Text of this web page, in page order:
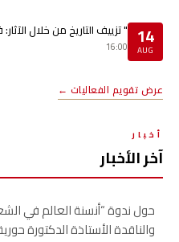
14
AUG
" تزييف التاريخ من خلال
16:00
عرض تقويم الفعاليات ←
أخبار
آخر الأخبار
حول ندوة “أنسنة العالم في
والناقدة الأستاذة الدكتورة